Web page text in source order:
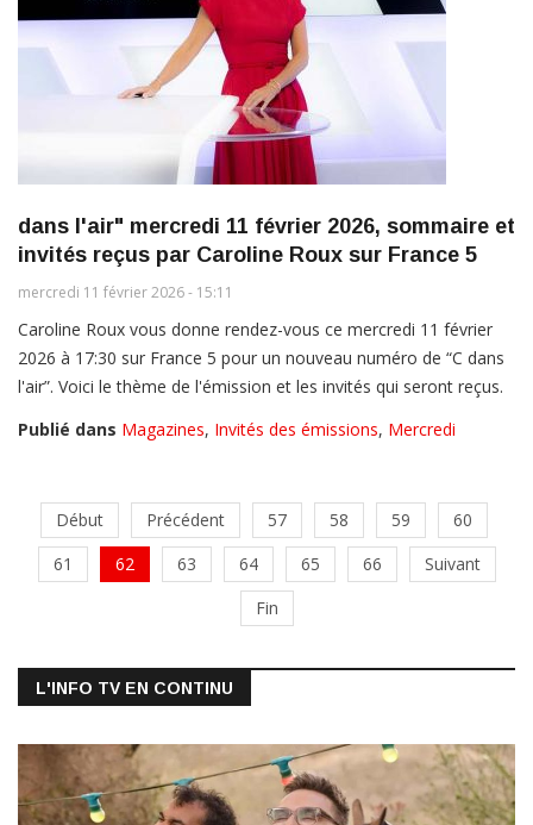
dans l'air" mercredi 11 février 2026, sommaire et
invités reçus par Caroline Roux sur France 5
mercredi 11 février 2026 - 15:11
Caroline Roux vous donne rendez-vous ce mercredi 11 février
2026 à 17:30 sur France 5 pour un nouveau numéro de “C dans
l'air”. Voici le thème de l'émission et les invités qui seront reçus.
Publié dans Magazines, Invités des émissions, Mercredi
Début Précédent 57 58 59
60
61
62 63 64 65 66
Suivant
Fin
L'INFO TV EN CONTINU